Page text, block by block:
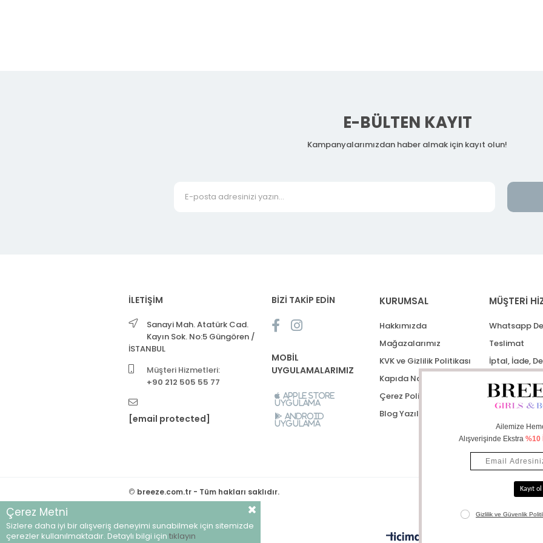
E-BÜLTEN KAYIT
Kampanyalarımızdan haber almak için kayıt olun!
İLETİŞİM
Sanayi Mah. Atatürk Cad.
Kayın Sok. No:5 Güngören /
İSTANBUL
Müşteri Hizmetleri:
+90 212 505 55 77
[email protected]
BİZİ TAKİP EDİN
MOBİL
UYGULAMALARIMIZ
Apple Store
Uygulama
Android
Uygulama
KURUMSAL
Hakkımızda
Mağazalarımız
KVK ve Gizlilik Politikası
Kapıda Nakit Ödeme
Çerez Politikası
Blog Yazıları
MÜŞTERİ
Whatsapp
Teslimat
İptal, İade,
© breeze.com.tr - Tüm hakları saklıdır.
Çerez Metni
Sizlere daha iyi bir alışveriş deneyimi sunabilmek için sitemizde
çerezler kullanılmaktadır. Detaylı bilgi için tıklayın